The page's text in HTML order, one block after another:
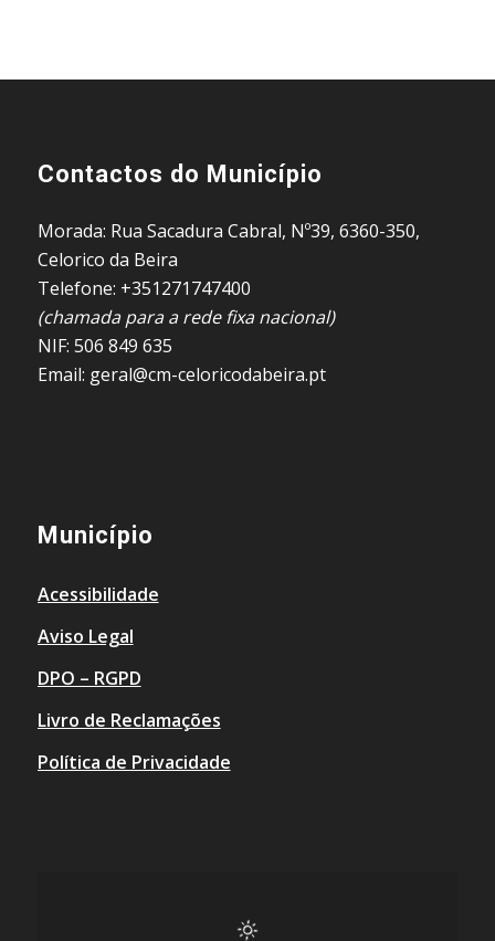
Contactos do Município
Morada: Rua Sacadura Cabral, Nº39, 6360-350,
Celorico da Beira
Telefone: +351271747400
(chamada para a rede fixa nacional)
NIF: 506 849 635
Email: geral@cm-celoricodabeira.pt
Município
Acessibilidade
Aviso Legal
DPO – RGPD
Livro de Reclamações
Política de Privacidade